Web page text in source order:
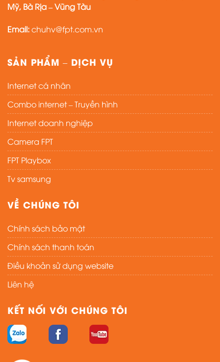
Mỹ, Bà Rịa – Vũng Tàu
Email:chuhv@fpt.com.vn
SẢN PHẨM – DỊCH VỤ
Internet cá nhân
Combo internet – Truyền hình
Internet doanh nghiệp
Camera FPT
FPT Playbox
Tv samsung
VỀ CHÚNG TÔI
Chính sách bảo mật
Chính sách thanh toán
Điều khoản sử dụng website
Liên hệ
KẾT NỐI VỚI CHÚNG TÔI